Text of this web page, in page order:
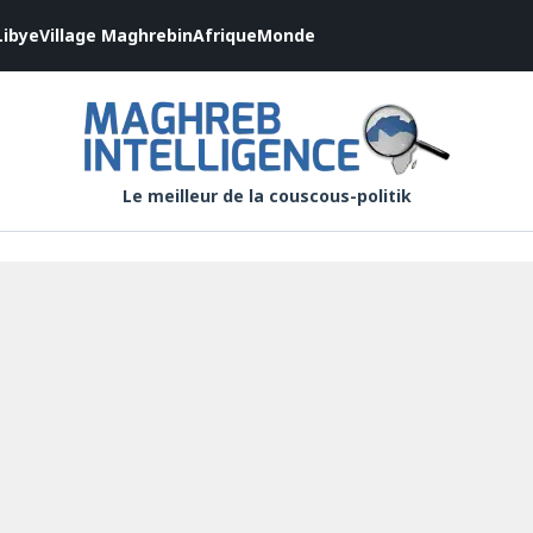
Village MaghrebinAfriqueMonde
Le meilleur de la couscous-politik